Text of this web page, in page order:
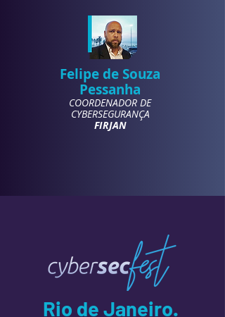
Felipe de Souza
Pessanha
COORDENADOR DE
CYBERSEGURANÇA
FIRJAN
Rio de Janeiro.